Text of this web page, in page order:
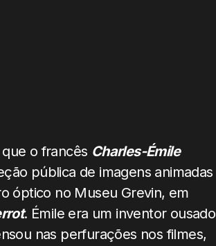
o francês Charles-Émile
pública de imagens animadas
óptico no Museu Grevin, em
. Émile era um inventor ousado
nas perfurações nos filmes,